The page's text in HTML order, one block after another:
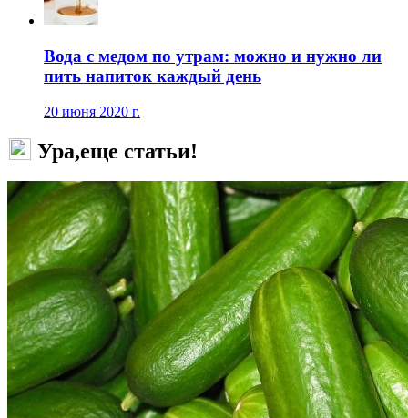
Вода с медом по утрам: можно и нужно ли
пить напиток каждый день
20 июня 2020 г.
Ура,еще статьи!